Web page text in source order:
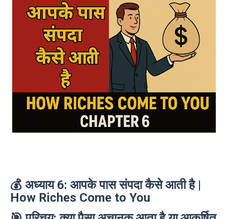
💰 अध्याय 6: आपके पास संपदा कैसे आती है |
How Riches Come to You